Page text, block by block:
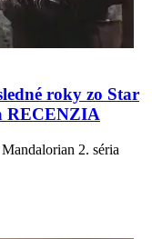
roky zo Star
RECENZIA
2. séria